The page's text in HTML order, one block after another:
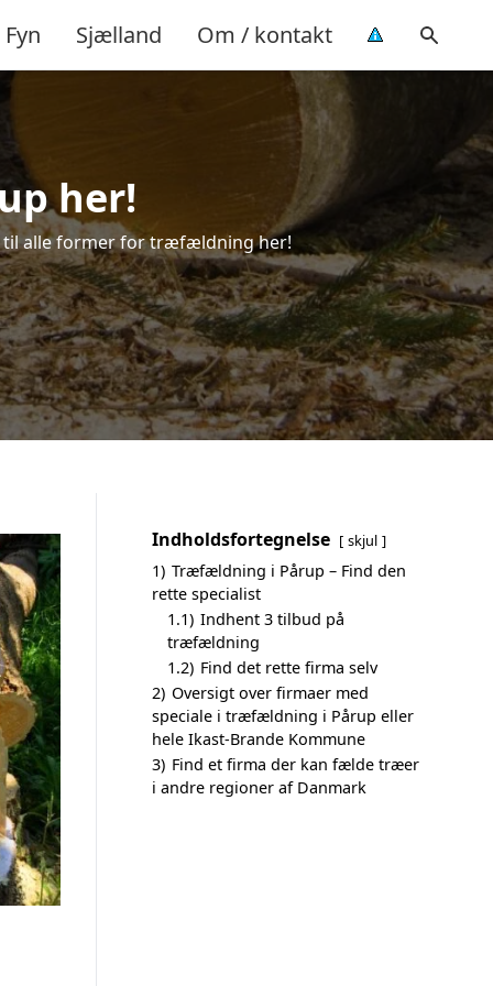
Fyn Sjælland Om / kontakt
her!
til alle former for træfældning her!
Indholdsfortegnelse skjul
1) Træfældning i Pårup – Find den
rette specialist
1.1) Indhent 3 tilbud på
træfældning
1.2) Find det rette firma selv
2) Oversigt over firmaer med
speciale i træfældning i Pårup eller
hele Ikast-Brande Kommune
3) Find et firma der kan fælde træer
i andre regioner af Danmark